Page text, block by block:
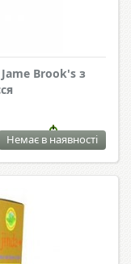
Brook's з
Немає в наявності